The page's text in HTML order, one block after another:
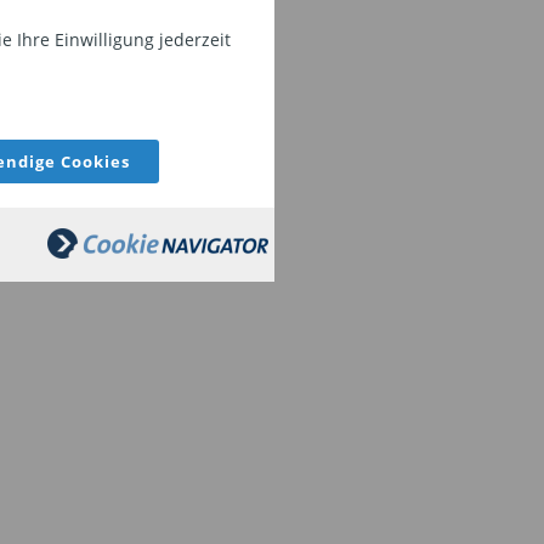
Ihre Einwilligung jederzeit
Cookies